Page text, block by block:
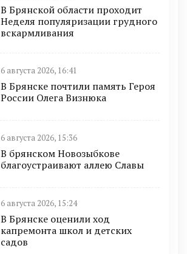
В Брянской области проходит
Неделя популяризации грудного
вскармливания
6 августа 2026, 16:41
В Брянске почтили память Героя
России Олега Визнюка
6 августа 2026, 15:36
В брянском Новозыбкове
благоустраивают аллею Славы
6 августа 2026, 15:24
В Брянске оценили ход
капремонта школ и детских
садов